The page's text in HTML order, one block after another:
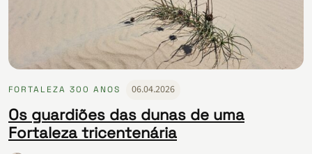
FORTALEZA 300 ANOS 06.04.2026
Os guardiões das dunas de uma
Fortaleza tricentenária